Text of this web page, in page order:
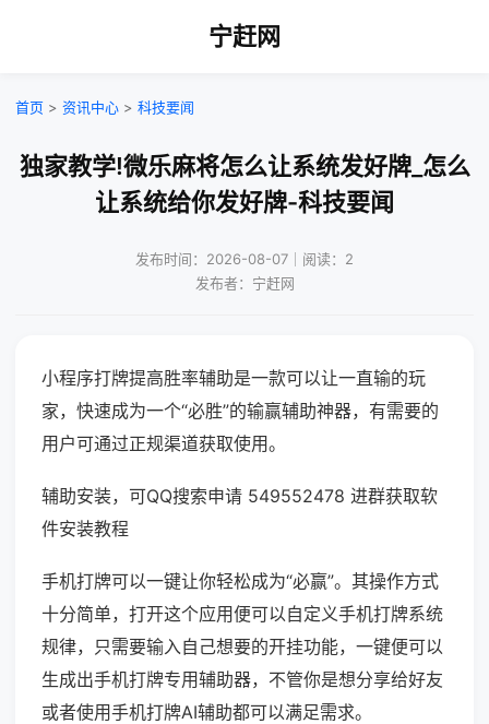
宁赶网
首页 > 资讯中心 > 科技要闻
独家教学!微乐麻将怎么让系统发好牌_怎么
让系统给你发好牌-科技要闻
发布时间：2026-08-07｜阅读：2
发布者：宁赶网
小程序打牌提高胜率辅助是一款可以让一直输的玩
家，快速成为一个“必胜”的输赢辅助神器，有需要的
用户可通过正规渠道获取使用。
辅助安装，可QQ搜索申请 549552478 进群获取软
件安装教程
手机打牌可以一键让你轻松成为“必赢”。其操作方式
十分简单，打开这个应用便可以自定义手机打牌系统
规律，只需要输入自己想要的开挂功能，一键便可以
生成出手机打牌专用辅助器，不管你是想分享给好友
或者使用手机打牌AI辅助都可以满足需求。